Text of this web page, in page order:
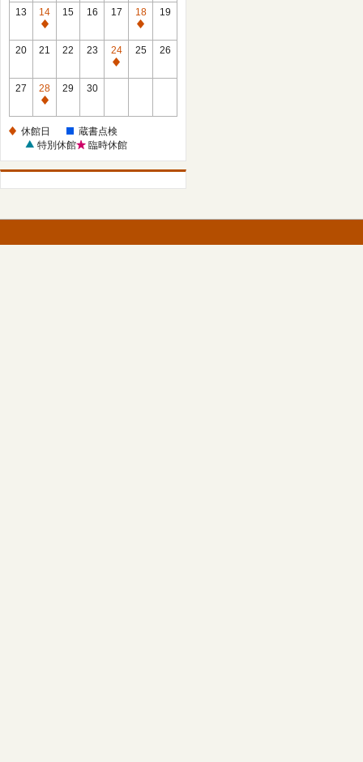
館
日
13
14
休
館
15 16 17
18
休
館
19
20 21 22 23
24
休
25 26
27
28
休
日
29 30
休館日
蔵書点検
特別休館
臨時休館